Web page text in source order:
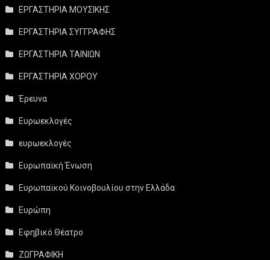
ΕΡΓΑΣΤΗΡΙΑ ΜΟΥΣΙΚΗΣ
ΕΡΓΑΣΤΗΡΙΑ ΣΥΓΓΡΑΦΗΣ
ΕΡΓΑΣΤΗΡΙΑ ΤΑΙΝΙΩΝ
ΕΡΓΑΣΤΗΡΙΑ ΧΟΡΟΥ
Έρευνα
Ευρωεκλογές
ευρωεκλογές
Ευρωπαϊκή Ένωση
Ευρωπαϊκού Κοινοβουλίου στην Ελλάδα
Ευρώπη
Εφηβικό Θέατρο
ΖΩΓΡΑΦΙΚΗ